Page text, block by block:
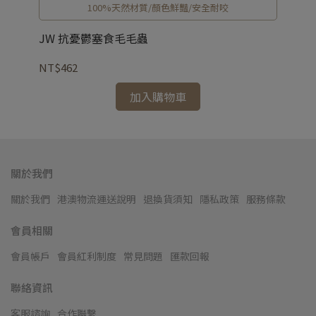
100%天然材質/顏色鮮豔/安全耐咬
JW 抗憂鬱塞食毛毛蟲
NT$462
加入購物車
關於我們
關於我們 港澳物流運送說明 退換貨須知 隱私政策 服務條款
會員相關
會員帳戶 會員紅利制度 常見問題 匯款回報
聯絡資訊
客服諮詢 合作聯繫